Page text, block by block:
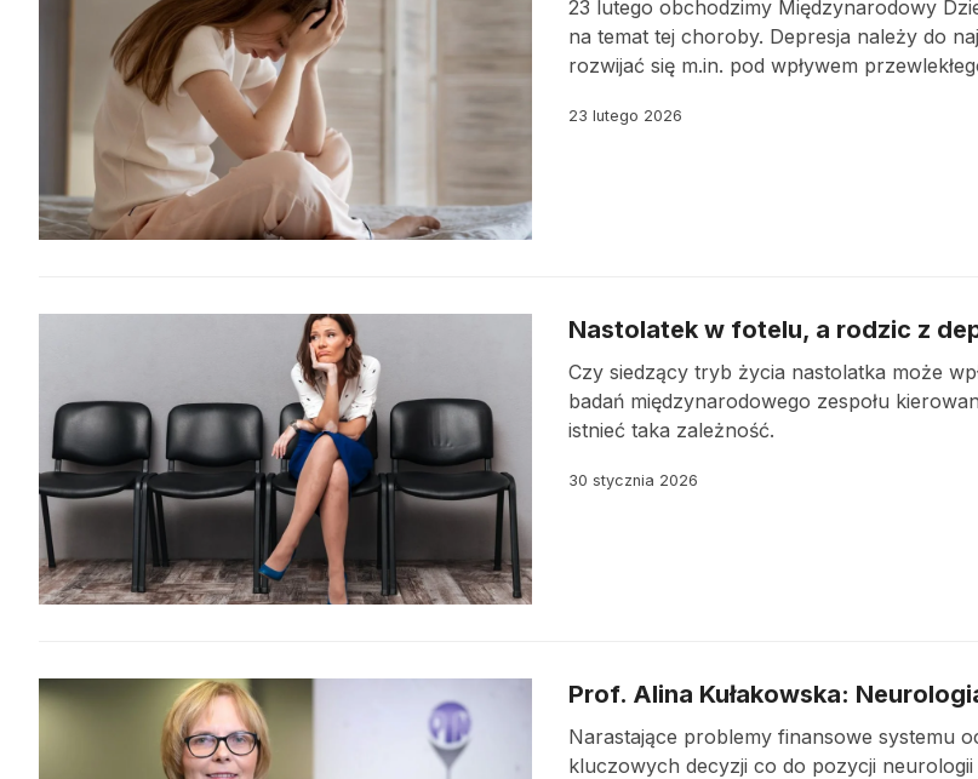
23 lutego obchodzimy Międzynarodowy
na temat tej choroby. Depresja należy do
rozwijać się m.in. pod wpływem
23 lutego 2026
Nastolatek w fotelu, a rodzic z
Czy siedzący tryb życia nastolatka może
badań międzynarodowego zespołu
istnieć taka zależność.
30 stycznia 2026
Prof. Alina Kułakowska:
Narastające problemy finansowe systemu
kluczowych decyzji co do pozycji